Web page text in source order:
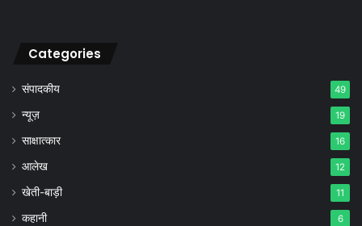
Categories
संपादकीय 49
न्यूज़ 19
साक्षात्कार 16
आलेख 12
खेती-बाड़ी 11
कहानी 6